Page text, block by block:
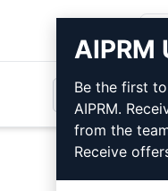
AIPRM
Be the first
AIPRM.
from the
Receive